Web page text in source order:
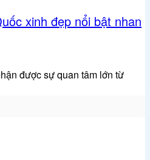
xinh đẹp nổi bật nhan
được sự quan tâm lớn từ